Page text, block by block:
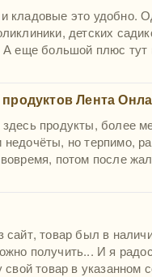
кладовые это удобно.
детских
А еще большой плюс тут
Лента
продукты, более
недочёты, но терпимо,
потом после
сайт, товар был в
получить... И я
свой товар в указанном